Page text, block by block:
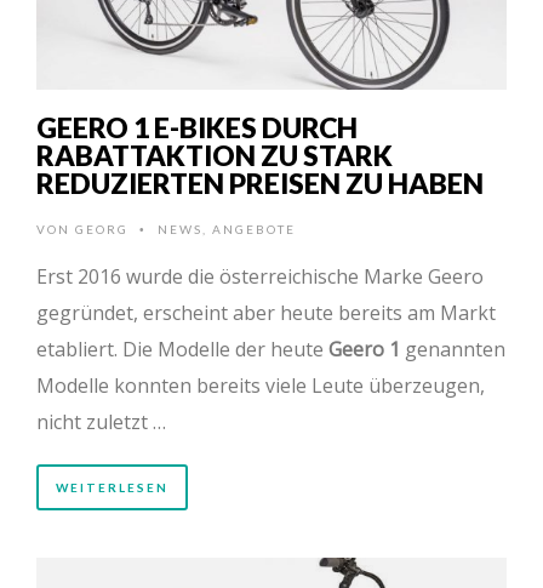
GEERO 1 E-BIKES DURCH
RABATTAKTION ZU STARK
REDUZIERTEN PREISEN ZU HABEN
VON GEORG • NEWS ANGEBOTE
Erst 2016 wurde die österreichische Marke Geero
gegründet, erscheint aber heute bereits am Markt
etabliert. Die Modelle der heute Geero 1 genannten
Modelle konnten bereits viele Leute überzeugen,
nicht zuletzt …
WEITERLESEN